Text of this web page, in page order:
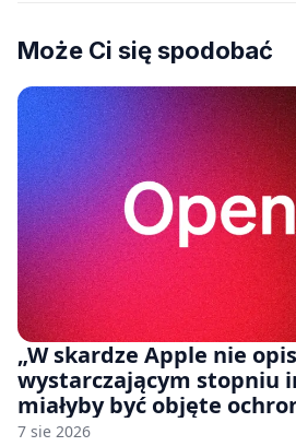
Może Ci się spodobać
„W skardze Apple nie
wystarczającym stopniu
miałyby być objęte
handlowej”. OpenAI żąda
7 sie 2026